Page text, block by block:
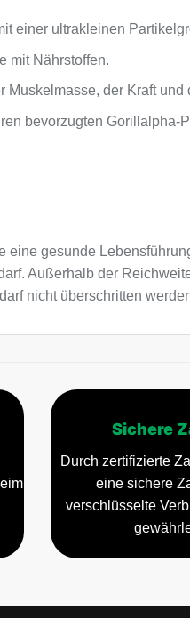
einer ultrakleinen
mit Nährstoffen.
der Kraft
bevorzugten Gorillalpha-
gesunde
Außerhalb der
nicht überschritten
Sichere
Durch zertifizierte
eine sichere
verschlüsselte